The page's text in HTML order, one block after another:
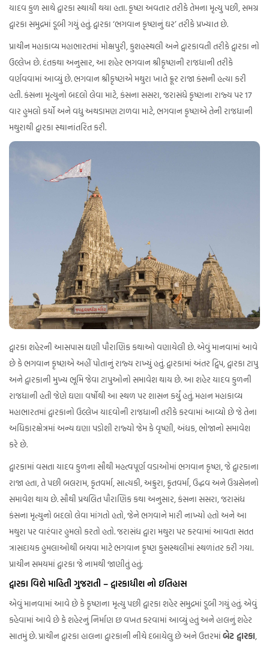
યાદવ કુળ સાથે દ્વારકા સ્થાયી થયા હતા. કૃષ્ણ અવતાર તરીકે તેમના મૃત્યુ પછી, સમગ્ર
દ્વારકા સમુદ્રમાં ડૂબી ગયું હતું. દ્વારકા ‘ભગવાન કૃષ્ણનું ઘર’ તરીકે પ્રખ્યાત છે.
પ્રાચીન મહાકાવ્ય મહાભારતમાં મોક્ષપુરી, કુશહસ્થલી અને દ્વારકાવતી તરીકે દ્વારકા નો
ઉલ્લેખ છે. દંતકથા અનુસાર, આ શહેર ભગવાન શ્રીકૃષ્ણની રાજધાની તરીકે
વર્ણવવામાં આવ્યું છે. ભગવાન શ્રીકૃષ્ણએ મથુરા ખાતે ક્રૂર રાજા કંસની હત્યા કરી
હતી. કંસના મૃત્યુનો બદલો લેવા માટે, કંસના સસરા, જરાસંધે કૃષ્ણના રાજ્ય પર 17
વાર હુમલો કર્યો અને વધુ અથડામણ ટાળવા માટે, ભગવાન કૃષ્ણએ તેની રાજધાની
મથુરાથી દ્વારકા સ્થાનાંતરિત કરી.
દ્વારકા શહેરની આસપાસ ઘણી પૌરાણિક કથાઓ વણાયેલી છે. એવું માનવામાં આવે
છે કે ભગવાન કૃષ્ણએ અહીં પોતાનું રાજ્ય રાખ્યું હતું. દ્વારકામાં અંતર દ્વિપ, દ્વારકા ટાપુ
અને દ્વારકાની મુખ્ય ભૂમિ જેવા ટાપુઓનો સમાવેશ થાય છે. આ શહેર યાદવ કુળની
રાજધાની હતી જેણે ઘણા વર્ષોથી આ સ્થળ પર શાસન કર્યું હતું. મહાન મહાકાવ્ય
મહાભારતમાં દ્વારકાનો ઉલ્લેખ યાદવોની રાજધાની તરીકે કરવામાં આવ્યો છે જે તેના
અધિકારક્ષેત્રમાં અન્ય ઘણા પડોશી રાજ્યો જેમ કે વૃષ્ણી, અંધક, ભોજાનો સમાવેશ
કરે છે.
દ્વારકામાં વસતા યાદવ કુળના સૌથી મહત્વપૂર્ણ વડાઓમાં ભગવાન કૃષ્ણ, જે દ્વારકાના
રાજા હતા, તે પછી બલરામ, કૃતવર્મા, સાત્યકી, અક્રુરા, કૃતવર્મા, ઉદ્ધવ અને ઉગ્રસેનનો
સમાવેશ થાય છે. સૌથી પ્રચલિત પૌરાણિક કથા અનુસાર, કંસના સસરા, જરાસંધ
કંસના મૃત્યુનો બદલો લેવા માંગતો હતો, જેને ભગવાને મારી નાખ્યો હતો અને આ
મથુરા પર વારંવાર હુમલો કરતો હતો. જરાસંધ દ્વારા મથુરા પર કરવામાં આવતા સતત
ત્રાસદાયક હુમલાઓથી બચવા માટે ભગવાન કૃષ્ણ કુસસ્થલીમાં સ્થળાંતર કરી ગયા.
પ્રાચીન સમયમાં દ્વારકા જે નામથી જાણીતું હતું;
દ્વારકા વિશે માહિતી ગુજરાતી – દ્વારકાધીશ નો ઇતિહાસ
એવું માનવામાં આવે છે કે કૃષ્ણના મૃત્યુ પછી દ્વારકા શહેર સમુદ્રમાં ડૂબી ગયું હતું. એવું
કહેવામાં આવે છે કે શહેરનું નિર્માણ છ વખત કરવામાં આવ્યું હતું અને હાલનું શહેર
સાતમું છે. પ્રાચીન દ્વારકા હાલના દ્વારકાની નીચે દબાયેલુ છે અને ઉત્તરમાંબેટ દ્વારકા,